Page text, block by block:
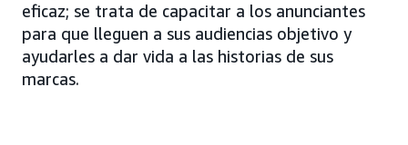
eficaz; se trata de capacitar a los anunciantes
para que lleguen a sus audiencias objetivo y
ayudarles a dar vida a las historias de sus
marcas.